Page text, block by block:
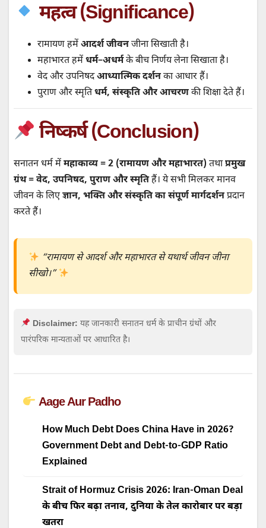
महत्व (Significance)
रामायण हमेंआदर्श जीवनजीना सिखाती है।
महाभारत हमेंधर्म–अधर्मके बीच निर्णय लेना सिखाता है।
वेद और उपनिषदआध्यात्मिक दर्शनका आधार हैं।
पुराण और स्मृतिधर्म, संस्कृति और आचरणकी शिक्षा देते हैं।
निष्कर्ष (Conclusion)
सनातन धर्म मेंमहाकाव्य = 2 (रामायण और महाभारत) तथाप्रमुख
ग्रंथ = वेद, उपनिषद, पुराण और स्मृतिहैं। ये सभी मिलकर मानव
जीवन के लिएज्ञान, भक्ति और संस्कृति का संपूर्ण मार्गदर्शनप्रदान
करते हैं।
“रामायण से आदर्श और महाभारत से यथार्थ जीवन जीना
सीखो।”
Disclaimer: यह जानकारी सनातन धर्म के प्राचीन ग्रंथों और
पारंपरिक मान्यताओं पर आधारित है।
Aage Aur Padho
How Much Debt Does China Have in 2026?
Government Debt and Debt-to-GDP Ratio
Explained
Strait of Hormuz Crisis 2026: Iran-Oman Deal
के बीच फिर बढ़ा तनाव, दुनिया के तेल कारोबार पर बड़ा
खतरा